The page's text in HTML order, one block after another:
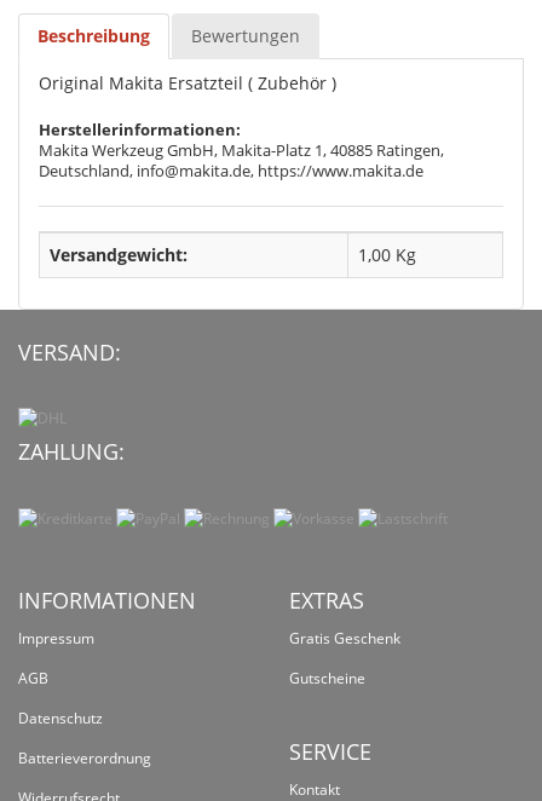
Beschreibung Bewertungen
Original Makita Ersatzteil ( Zubehör )
Herstellerinformationen:
Makita Werkzeug GmbH, Makita-Platz 1, 40885 Ratingen,
Deutschland, info@makita.de, https://www.makita.de
Versandgewicht: 1,00 Kg
VERSAND:
ZAHLUNG:
INFORMATIONEN
Impressum
AGB
Datenschutz
Batterieverordnung
EXTRAS
Gratis Geschenk
Gutscheine
SERVICE
Kontakt